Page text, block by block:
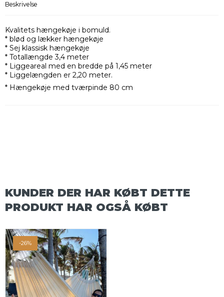
Beskrivelse
Kvalitets hængekøje i bomuld.
* blød og lækker hængekøje
* Sej klassisk hængekøje
* Totallængde 3,4 meter
* Liggeareal med en bredde på 1,45 meter
* Liggelængden er 2,20 meter.
* Hængekøje med tværpinde 80 cm
KUNDER DER HAR KØBT DETTE
PRODUKT HAR OGSÅ KØBT
-26%